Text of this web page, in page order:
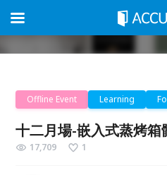
Offline Event Learning
十二月場-嵌入式蒸烤
17,709 1